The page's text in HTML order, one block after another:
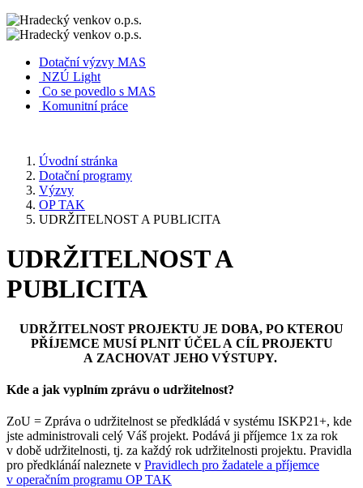
Dotační výzvy MAS
NZÚ Light
Co se povedlo s MAS
Komunitní práce
Úvodní stránka
Dotační programy
Výzvy
OP TAK
UDRŽITELNOST A PUBLICITA
UDRŽITELNOST A
PUBLICITA
UDRŽITELNOST PROJEKTU JE DOBA, PO KTEROU
PŘÍJEMCE MUSÍ PLNIT ÚČEL A CÍL PROJEKTU
A ZACHOVAT JEHO VÝSTUPY.
Kde a jak vyplním zprávu o udržitelnost?
ZoU = Zpráva o udržitelnost se předkládá v systému ISKP21+, kde
jste administrovali celý Váš projekt. Podává ji příjemce 1x za rok
v době udržitelnosti, tj. za každý rok udržitelnosti projektu. Pravidla
pro předklánáí naleznete v Pravidlech pro žadatele a příjemce
v operačním programu OP TAK